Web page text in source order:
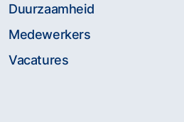
Duurzaamheid
Medewerkers
Vacatures